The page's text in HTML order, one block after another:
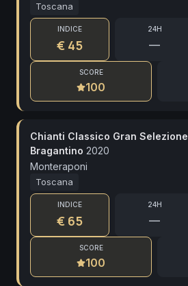
Toscana
INDICE
€ 45
24H
—
SCORE
100
Chianti Classico Gran Selezione
Bragantino 2020
Monteraponi
Toscana
INDICE
€ 65
24H
—
SCORE
100